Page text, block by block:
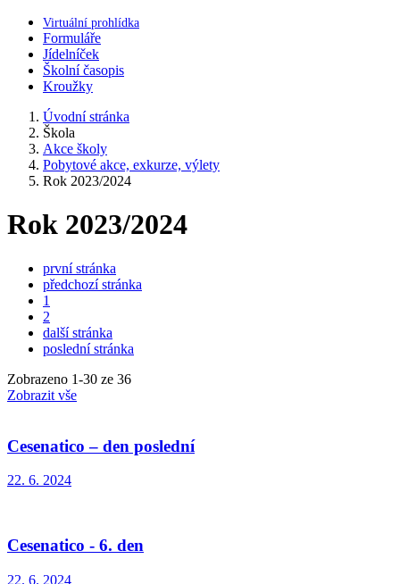
Virtuální prohlídka
Formuláře
Jídelníček
Školní časopis
Kroužky
Úvodní stránka
Škola
Akce školy
Pobytové akce, exkurze, výlety
Rok 2023/2024
Rok 2023/2024
první stránka
předchozí stránka
1
2
další stránka
poslední stránka
Zobrazeno 1-30 ze 36
Zobrazit vše
Cesenatico – den poslední
22. 6. 2024
Cesenatico - 6. den
22. 6. 2024